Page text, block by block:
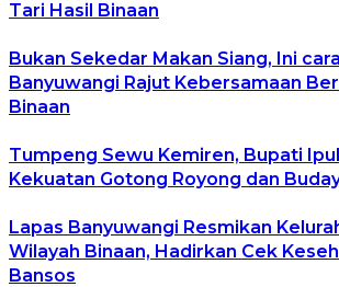
Tari Hasil Binaan
Bukan Sekedar Makan Siang, Ini
Banyuwangi Rajut Kebersamaan
Binaan
Tumpeng Sewu Kemiren, Bupati
Kekuatan Gotong Royong dan
Lapas Banyuwangi Resmikan
Wilayah Binaan, Hadirkan Cek
Bansos